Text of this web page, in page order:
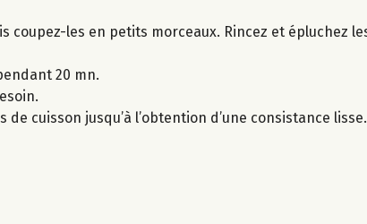
les en petits morceaux. Rincez et épluchez
20 mn.
cuisson jusqu’à l’obtention d’une consistance lisse.